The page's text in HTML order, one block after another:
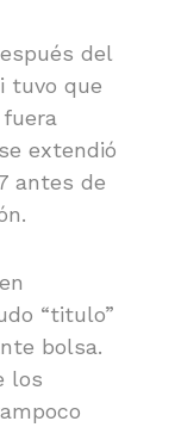
del
tuvo que
extendió
antes de
“titulo”
bolsa.
los